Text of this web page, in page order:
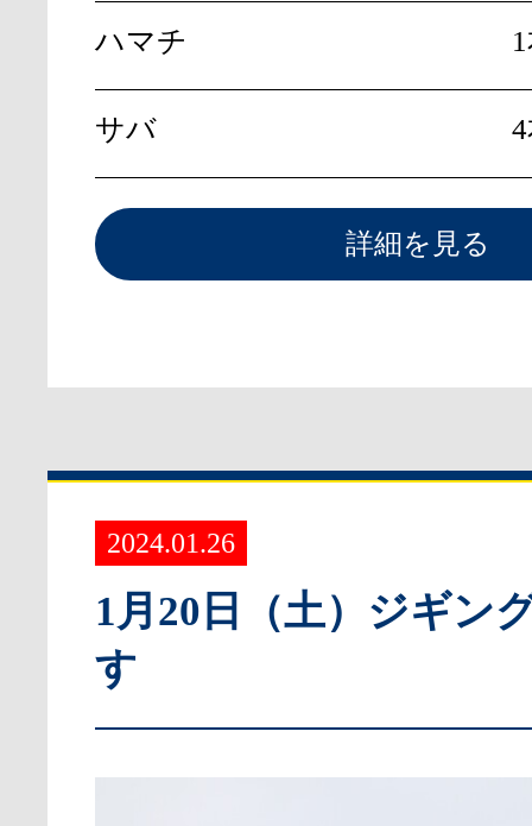
ハマチ
サバ
詳細を見る
2024.01.26
1月20日（土）ジギン
す